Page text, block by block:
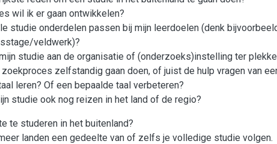
wil ik er gaan ontwikkelen?
studie onderdelen passen bij mijn leerdoelen (denk
veldwerk)?
studie aan de organisatie of (onderzoeks)instelling ter
zelfstandig gaan doen, of juist de hulp vragen van
leren? Of een bepaalde taal verbeteren?
studie ook nog reizen in het land of de regio?
te studeren in het buitenland?
landen een gedeelte van of zelfs je volledige studie volgen.